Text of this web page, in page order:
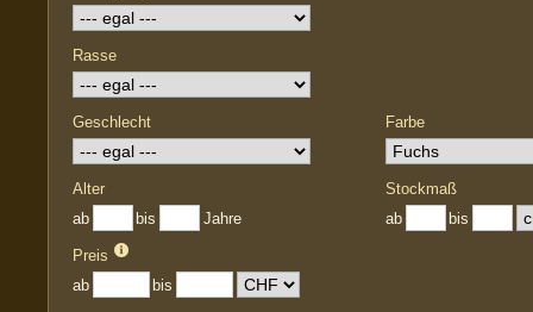
Rasse
Geschlecht Farbe
Alter
ab
bis Jahre
Stockmaß
ab
bis
Preis
ab
bis